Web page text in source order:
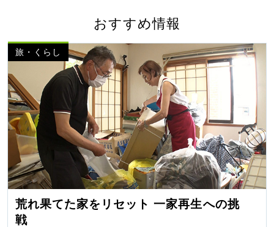
おすすめ情報
旅・くらし
荒れ果てた家をリセット 一家再生への挑
戦